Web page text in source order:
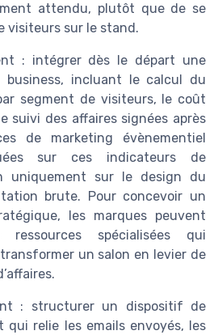
attendu, plutôt que de se
visiteurs sur le stand.
: intégrer dès le départ une
business, incluant le calcul du
segment de visiteurs, le coût
suivi des affaires signées après
de marketing évènementiel
sur ces indicateurs de
uniquement sur le design du
brute. Pour concevoir un
les marques peuvent
ressources spécialisées qui
un salon en levier de
: structurer un dispositif de
qui relie les emails envoyés, les